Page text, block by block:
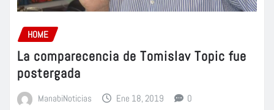
HOME
La comparecencia de Tomislav Topic fue
postergada
ManabiNoticias Ene 18, 2019 0